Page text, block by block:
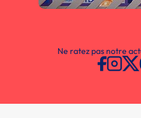
Ne ratez pas notre